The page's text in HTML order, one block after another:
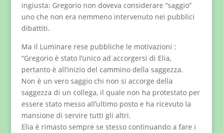
ingiusta: Gregorio non doveva considerare “saggio”
uno che non era nemmeno intervenuto nei pubblici
dibattiti.
Ma il Luminare rese pubbliche le motivazioni :
“Gregorio è stato l’unico ad accorgersi di Elia,
pertanto è all’inizio del cammino della saggezza.
Non è un vero saggio chi non si accorge della
saggezza di un collega, il quale non ha protestato per
essere stato messo all’ultimo posto e ha ricevuto la
mansione di servire tutti gli altri.
Elia è rimasto sempre se stesso continuando a fare i